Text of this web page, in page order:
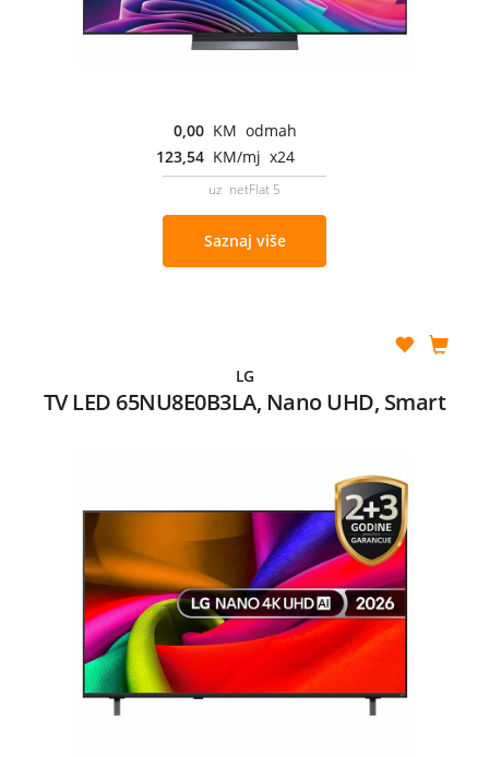
0,00 KM odmah
123,54 KM/mj x24
uz netFlat 5
Saznaj više
LG
TV LED 65NU8E0B3LA, Nano UHD, Smart